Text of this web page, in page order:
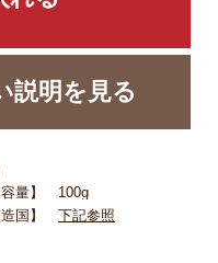
説明を見る
容量】 100g
造国】 下記参照